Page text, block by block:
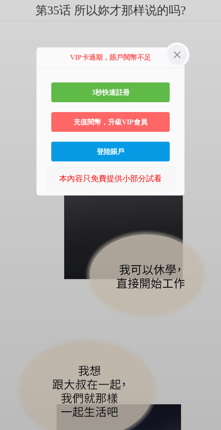
第35话 所以妳才那样说的吗?
VIP卡過期，賬戶閱幣不足
3秒快速註冊
充值閱幣，升級VIP會員
登陸賬戶
本內容只免費提供小部分試看